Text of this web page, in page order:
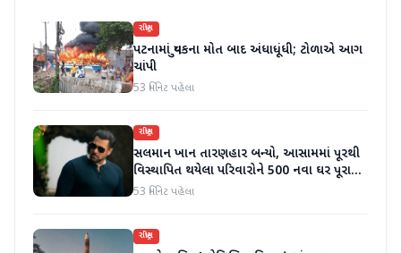
રાષ્ટ્રીય
પટનામાં યુવકના મોત બાદ અંધાધૂંધી; ટોળાએ આગ
ચાંપી
53 મિનિટ પહેલા
રાષ્ટ્રીય
સલમાન ખાન તારણહાર બન્યો, આસામમાં પૂરથી
વિસ્થાપિત થયેલા પરિવારોને 500 નવા ઘર પૂરા
પાડ્યા
53 મિનિટ પહેલા
રાષ્ટ્રીય